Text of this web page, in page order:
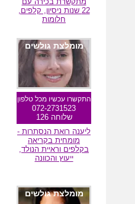
22 שנות ניסיון, קלפים,
חלומות
מומלצת גולשים
התקשרו עכשיו מכל טלפון
072-2731523
שלוחה 126
ליענה רואת הנסתרות -
מומחית בקריאה
בקלפים וראיית הנולד,
ייעוץ והכוונה
מומלצת גולשים